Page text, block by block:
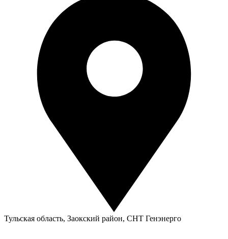
Тульская область, Заокский район, СНТ Генэнерго